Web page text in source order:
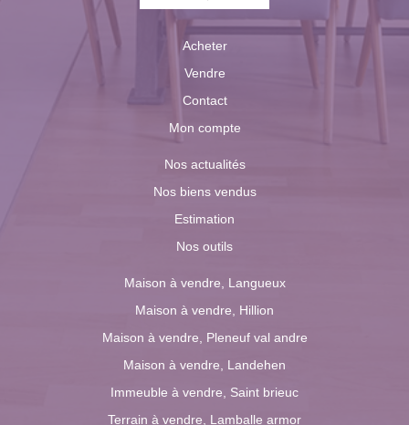
Acheter
Vendre
Contact
Mon compte
Nos actualités
Nos biens vendus
Estimation
Nos outils
Maison à vendre, Langueux
Maison à vendre, Hillion
Maison à vendre, Pleneuf val andre
Maison à vendre, Landehen
Immeuble à vendre, Saint brieuc
Terrain à vendre, Lamballe armor